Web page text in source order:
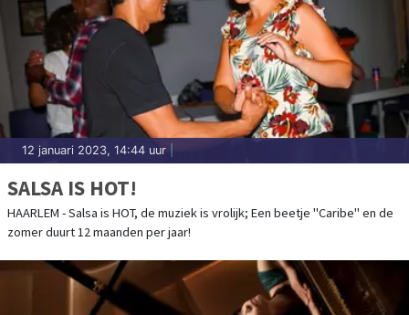
12 januari 2023, 14:44 uur
SALSA IS HOT!
HAARLEM - Salsa is HOT, de muziek is vrolijk; Een beetje "Caribe" en de
zomer duurt 12 maanden per jaar!